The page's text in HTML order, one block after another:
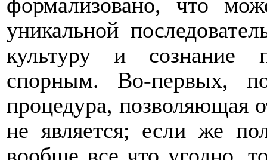
формализовано, что
уникальной
культуру и сознание
спорным. Во-первых,
процедура, позволяющая
не является; если же